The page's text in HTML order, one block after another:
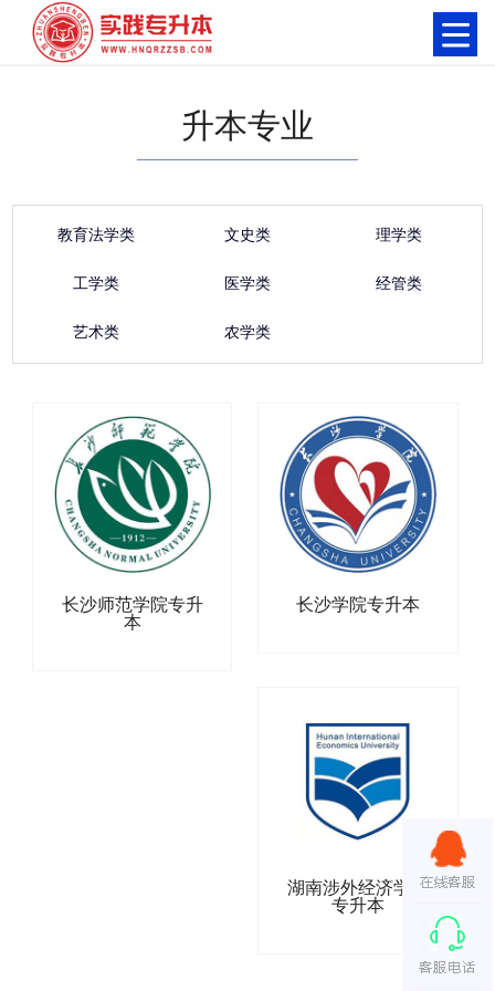
升本专业
教育法学类 文史类 理学类
工学类 医学类 经管类
艺术类 农学类
长沙师范学院专升
本
长沙学院专升本
湖南涉外经济学院
专升本